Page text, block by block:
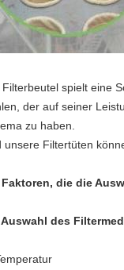
Filterbeutel spielt eine
der auf seiner
zu haben.
unsere Filtertüten
Faktoren, die die
Auswahl des